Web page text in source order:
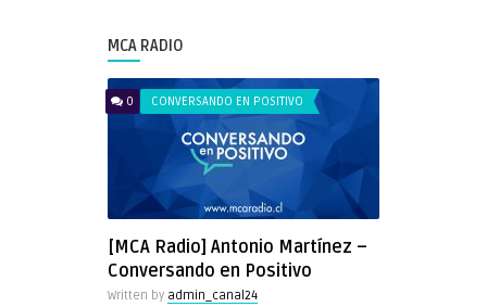
MCA RADIO
0 CONVERSANDO EN POSITIVO
[MCA Radio] Antonio Martínez –
Conversando en Positivo
Written by admin_canal24